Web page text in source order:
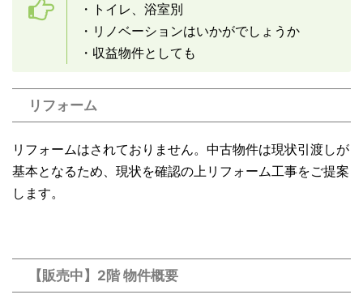
・トイレ、浴室別
・リノベーションはいかがでしょうか
・収益物件としても
リフォーム
リフォームはされておりません。中古物件は現状引渡しが
基本となるため、現状を確認の上リフォーム工事をご提案
します。
【販売中】2階 物件概要